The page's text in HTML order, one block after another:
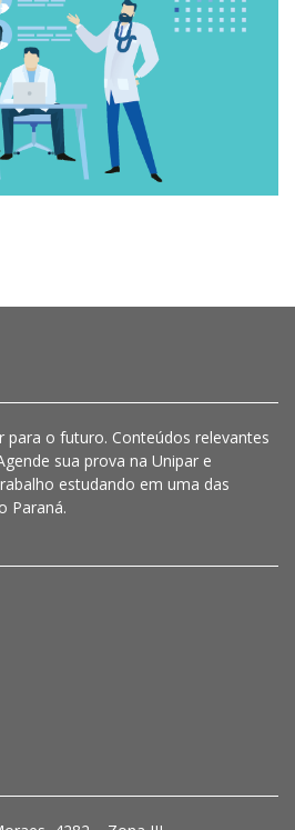
para o futuro. Conteúdos relevantes
sua prova na Unipar e
estudando em uma das
Paraná.